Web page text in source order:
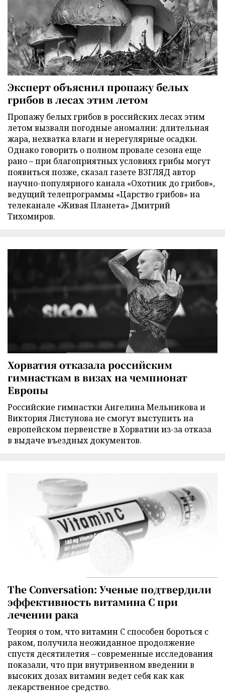
Эксперт объяснил пропажу белых
грибов в лесах этим летом
Пропажу белых грибов в российских лесах этим
летом вызвали погодные аномалии: длительная
жара, нехватка влаги и нерегулярные осадки.
Однако говорить о полном провале сезона еще
рано – при благоприятных условиях грибы могут
появиться позже, сказал газете ВЗГЛЯД автор
научно-популярного канала «Охотник до грибов»,
ведущий телепрограммы «Царство грибов» на
телеканале «Живая Планета» Дмитрий
Тихомиров.
Хорватия отказала российским
гимнасткам в визах на чемпионат
Европы
Российские гимнастки Ангелина Мельникова и
Виктория Листунова не смогут выступить на
европейском первенстве в Хорватии из-за отказа
в выдаче въездных документов.
The Conversation: Ученые подтвердили
эффективность витамина C при
лечении рака
Теория о том, что витамин C способен бороться с
раком, получила неожиданное продолжение
спустя десятилетия – современные исследования
показали, что при внутривенном введении в
высоких дозах витамин ведет себя как как
лекарственное средство.